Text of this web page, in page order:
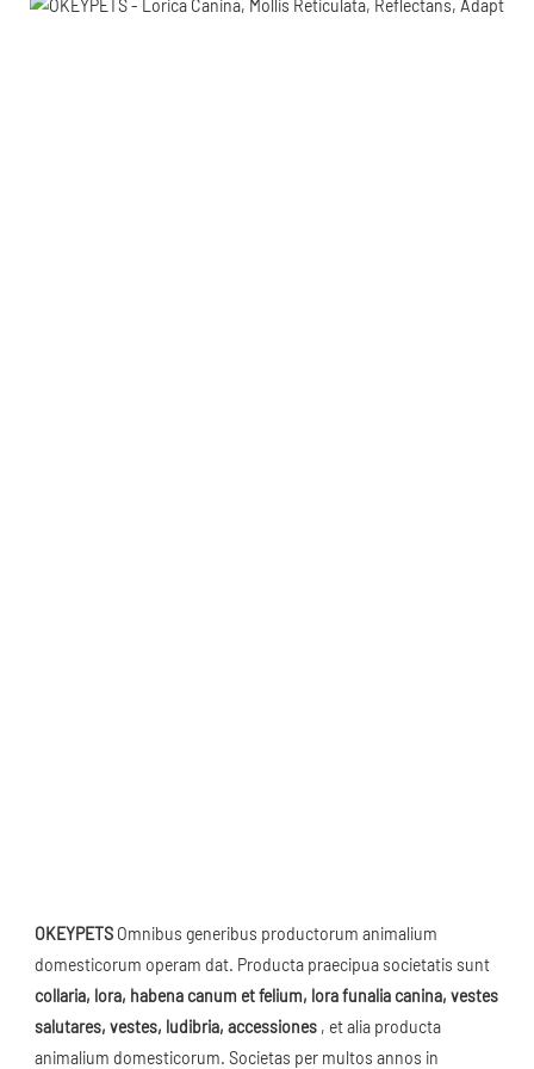
OKEYPETS Omnibus generibus productorum animalium
collaria, lora, habena canum et felium, lora funalia canina, vestes
salutares, vestes, ludibria, accessiones , et alia producta
animalium domesticorum. Societas per multos annos in